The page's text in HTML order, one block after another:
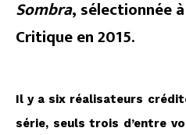
Sombra, sélectionnée
Critique en 2015.
Il y a six réalisateurs crédités à la création de cette
série, seuls trois d’entre